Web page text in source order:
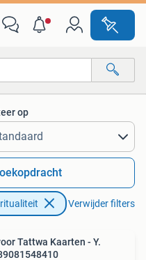
op
Verwijder filters
Tattwa Kaarten - Y.